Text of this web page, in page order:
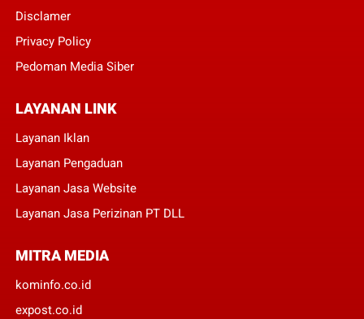
Disclamer
Privacy Policy
Pedoman Media Siber
LAYANAN LINK
Layanan Iklan
Layanan Pengaduan
Layanan Jasa Website
Layanan Jasa Perizinan PT DLL
MITRA MEDIA
kominfo.co.id
expost.co.id